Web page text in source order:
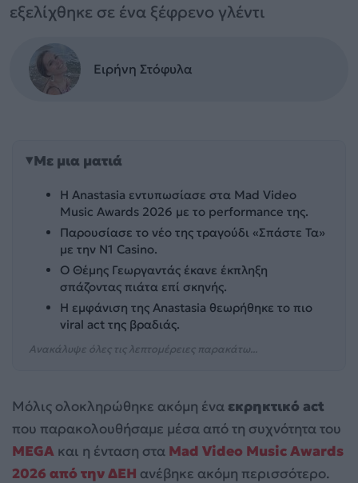
εξελίχθηκε σε ένα ξέφρενο γλέντι
Ειρήνη Στόφυλα
Με μια ματιά
Η Anastasia εντυπωσίασε στα Mad Video
Music Awards 2026 με το performance της.
Παρουσίασε το νέο της τραγούδι «Σπάστε Τα»
με την N1 Casino.
Ο Θέμης Γεωργαντάς έκανε έκπληξη
σπάζοντας πιάτα επί σκηνής.
Η εμφάνιση της Anastasia θεωρήθηκε το πιο
viral act της βραδιάς.
Ανακάλυψε όλες τις λεπτομέρειες παρακάτω...
Μόλις ολοκληρώθηκε ακόμη ένα εκρηκτικό act
που παρακολουθήσαμε μέσα από τη συχνότητα του
MEGA και η ένταση στα Mad Video Music Awards
2026 από την ΔΕΗ ανέβηκε ακόμη περισσότερο.